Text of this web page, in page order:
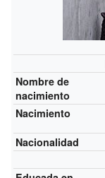
Nombre de
nacimiento
Nacimiento
Nacionalidad